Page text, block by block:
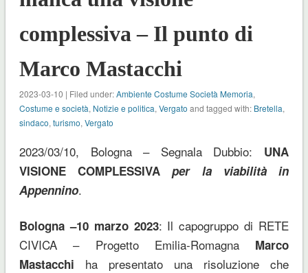
complessiva – Il punto di
Marco Mastacchi
2023-03-10 | Filed under:Ambiente Costume Società Memoria,
Costume e società, Notizie e politica, Vergato and tagged with: Bretella,
sindaco, turismo, Vergato
2023/03/10, Bologna – Segnala Dubbio: UNA
VISIONE COMPLESSIVA
per la viabilità in
Appennino.
Bologna –10 marzo 2023: Il capogruppo di RETE
CIVICA – Progetto Emilia-Romagna Marco
Mastacchi ha presentato una risoluzione che